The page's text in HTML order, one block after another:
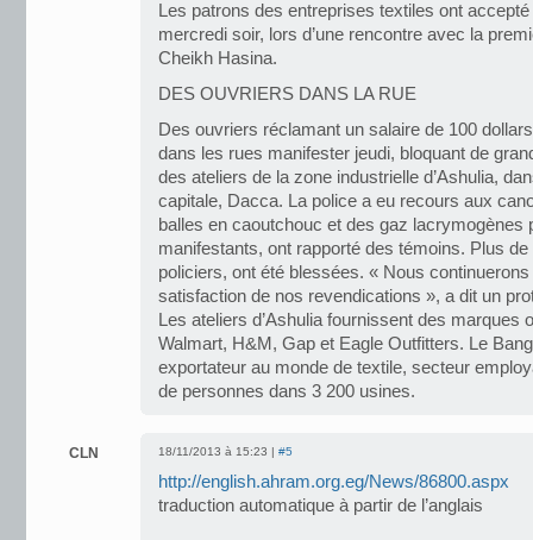
Les patrons des entreprises textiles ont
mercredi soir, lors d’une rencontre avec la
Cheikh Hasina.
DES OUVRIERS DANS LA RUE
Des ouvriers réclamant un salaire de 100
dans les rues manifester jeudi, bloquant de
des ateliers de la zone industrielle d’Ashulia,
capitale, Dacca. La police a eu recours aux
balles en caoutchouc et des gaz lacrymogènes
manifestants, ont rapporté des témoins. Plus
policiers, ont été blessées. « Nous continuerons
satisfaction de nos revendications », a dit un
Les ateliers d’Ashulia fournissent des marques
Walmart, H&M, Gap et Eagle Outfitters. Le
exportateur au monde de textile, secteur
de personnes dans 3 200 usines.
CLN 18/11/2013 à 15:23 | #5
http://english.ahram.org.eg/News/86800.aspx
traduction automatique à partir de l’anglais